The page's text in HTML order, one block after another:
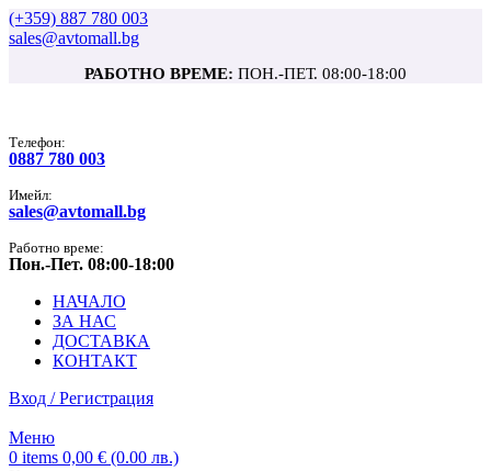
(+359) 887 780 003
sales@avtomall.bg
РАБОТНО ВРЕМЕ: ПОН.-ПЕТ. 08:00-18:00
Tелефон:
0887 780 003
Имейл:
sales@avtomall.bg
Работно време:
Пон.-Пет. 08:00-18:00
НАЧАЛО
ЗА НАС
ДОСТАВКА
КОНТАКТ
Вход / Регистрация
Меню
0 items 0,00 € (0.00 лв.)